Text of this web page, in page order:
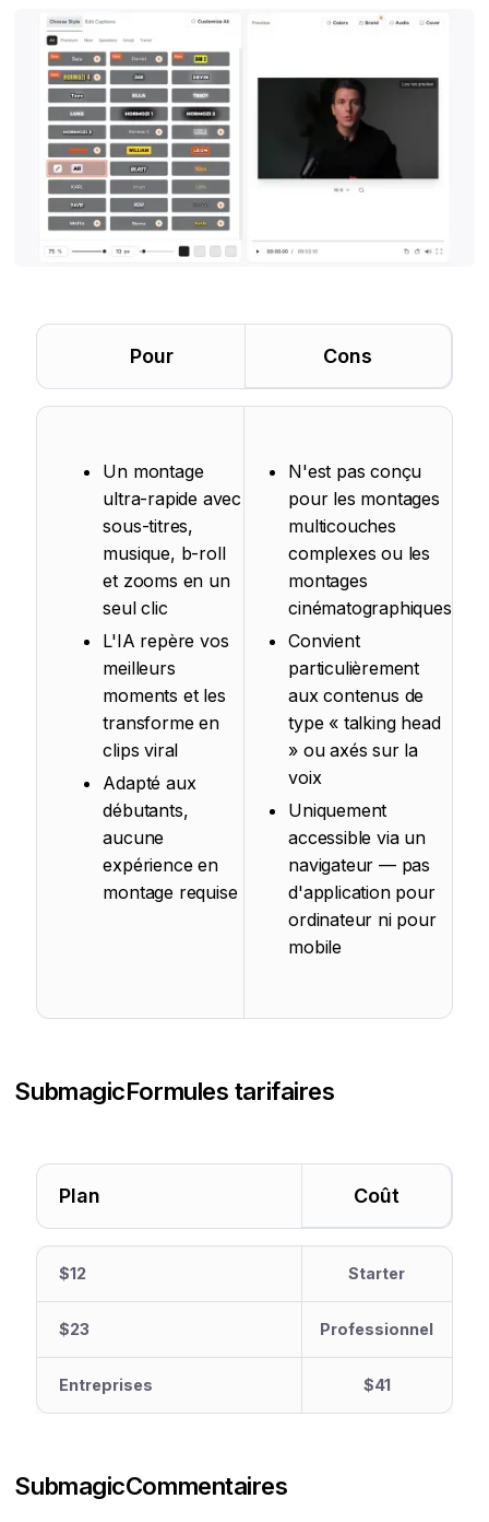
Pour Cons
Un montage
ultra-rapide avec
sous-titres,
musique, b-roll
et zooms en un
seul clic
L'IA repère vos
meilleurs
moments et les
transforme en
clips viral
Adapté aux
débutants,
aucune
expérience en
montage requise
N'est pas conçu
pour les montages
multicouches
complexes ou les
montages
cinématographiques
Convient
particulièrement
aux contenus de
type « talking head
» ou axés sur la
voix
Uniquement
accessible via un
navigateur — pas
d'application pour
ordinateur ni pour
mobile
SubmagicFormules tarifaires
Plan Coût
$12 Starter
$23 Professionnel
Entreprises $41
SubmagicCommentaires